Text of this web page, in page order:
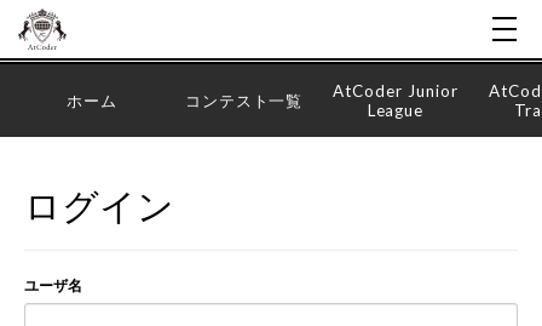
ホーム コンテスト一覧
AtCoder Junior
League
ログイン
ユーザ名